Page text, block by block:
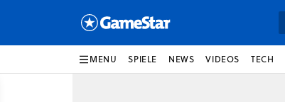
MENU SPIELE NEWS VIDEOS TECH